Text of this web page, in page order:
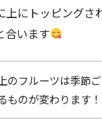
上にトッピングさ
合います
上のフルーツは季節
ものが変わります！